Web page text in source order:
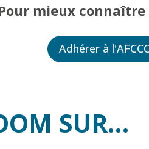
mieux connaître
Adhérer à
SUR…